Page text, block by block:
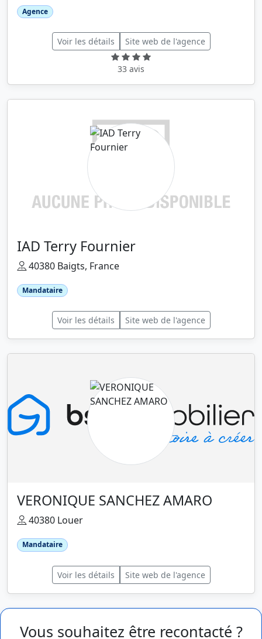
Agence
Voir les détails Site web de l'agence
33 avis
IAD Terry Fournier
40380 Baigts, France
Mandataire
Voir les détails Site web de l'agence
VERONIQUE SANCHEZ AMARO
40380 Louer
Mandataire
Voir les détails Site web de l'agence
Vous souhaitez être recontacté ?